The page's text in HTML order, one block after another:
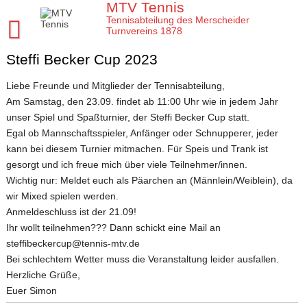
MTV Tennis
Tennisabteilung des Merscheider
Turnvereins 1878
Startseite MTV Tennis
Sponsoren
Verein
MTV Tennis Abteilungsleitung
Platz- und Spielordnung
Vereinssatzung
Unsere Tennis Anlage
Chronik zu 40 Jahre MTV Tennisabteilung
Mitglied im MTV / Schnupperjahr / Begrüßung
Mannschaften
Damen
Damen 40
Damen 50 2026
Herren 2. Mannschaft
Jugend
Jugendmannschaften im MTV
Bezirksmeisterschaften Jugend
Kreismeisterschaften Jugend
Stadtmeisterschaften Jugend
Meisterschaften
Clubmeisterschaften im MTV
Regeln für die Clubmeisterschaften
Das neue LK System seit 2020
Tennis Training im MTV
Tim
Moritz
Trainingskalender
Presseartikel
Arbeitseinsatz im MTV
Steffi Becker Cup 2023
Liebe Freunde und Mitglieder der Tennisabteilung,
Am Samstag, den 23.09. findet ab 11:00 Uhr wie in jedem Jahr
unser Spiel und Spaßturnier, der Steffi Becker Cup statt.
Egal ob Mannschaftsspieler, Anfänger oder Schnupperer, jeder
kann bei diesem Turnier mitmachen. Für Speis und Trank ist
gesorgt und ich freue mich über viele Teilnehmer/innen.
Wichtig nur: Meldet euch als Päarchen an (Männlein/Weiblein), da
wir Mixed spielen werden.
Anmeldeschluss ist der 21.09!
Ihr wollt teilnehmen??? Dann schickt eine Mail an
steffibeckercup@tennis-mtv.de
Bei schlechtem Wetter muss die Veranstaltung leider ausfallen.
Herzliche Grüße,
Euer Simon